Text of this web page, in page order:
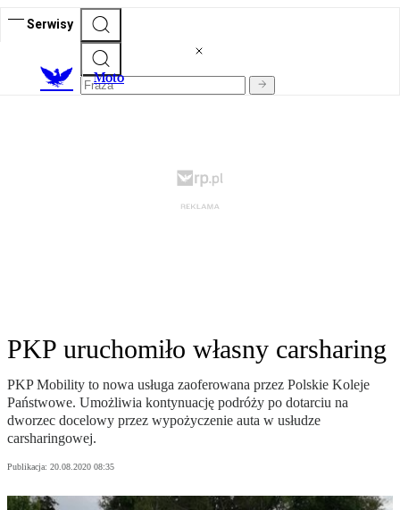
Serwisy
Moto
PKP uruchomiło własny carsharing
PKP Mobility to nowa usługa zaoferowana przez Polskie Koleje
Państwowe. Umożliwia kontynuację podróży po dotarciu na
dworzec docelowy przez wypożyczenie auta w usłudze
carsharingowej.
Publikacja: 20.08.2020 08:35